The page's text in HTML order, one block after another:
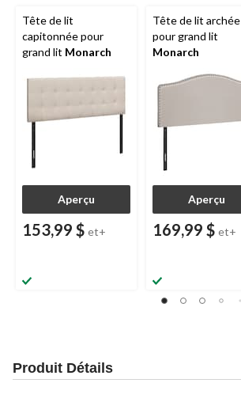
Tête de lit
capitonnée pour
grand lit Monarch
Aperçu
153,99 $ et+
Tête de lit archée
pour grand lit
Monarch
Aperçu
169,99 $ et+
Produit Détails